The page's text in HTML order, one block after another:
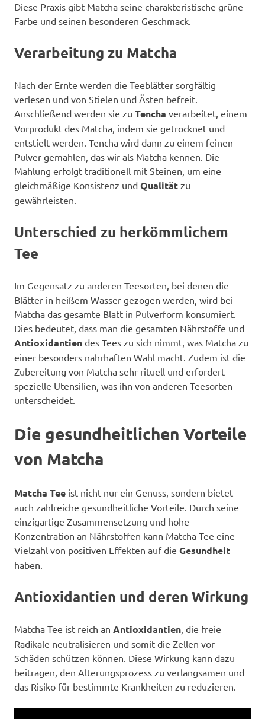
Diese Praxis gibt Matcha seine charakteristische grüne
Farbe und seinen besonderen Geschmack.
Verarbeitung zu Matcha
Nach der Ernte werden die Teeblätter sorgfältig
verlesen und von Stielen und Ästen befreit.
Anschließend werden sie zu Tencha verarbeitet, einem
Vorprodukt des Matcha, indem sie getrocknet und
entstielt werden. Tencha wird dann zu einem feinen
Pulver gemahlen, das wir als Matcha kennen. Die
Mahlung erfolgt traditionell mit Steinen, um eine
gleichmäßige Konsistenz und Qualität zu
gewährleisten.
Unterschied zu herkömmlichem
Tee
Im Gegensatz zu anderen Teesorten, bei denen die
Blätter in heißem Wasser gezogen werden, wird bei
Matcha das gesamte Blatt in Pulverform konsumiert.
Dies bedeutet, dass man die gesamten Nährstoffe und
Antioxidantien des Tees zu sich nimmt, was Matcha zu
einer besonders nahrhaften Wahl macht. Zudem ist die
Zubereitung von Matcha sehr rituell und erfordert
spezielle Utensilien, was ihn von anderen Teesorten
unterscheidet.
Die gesundheitlichen Vorteile
von Matcha
Matcha Tee ist nicht nur ein Genuss, sondern bietet
auch zahlreiche gesundheitliche Vorteile. Durch seine
einzigartige Zusammensetzung und hohe
Konzentration an Nährstoffen kann Matcha Tee eine
Vielzahl von positiven Effekten auf die Gesundheit
haben.
Antioxidantien und deren Wirkung
Matcha Tee ist reich an Antioxidantien, die freie
Radikale neutralisieren und somit die Zellen vor
Schäden schützen können. Diese Wirkung kann dazu
beitragen, den Alterungsprozess zu verlangsamen und
das Risiko für bestimmte Krankheiten zu reduzieren.